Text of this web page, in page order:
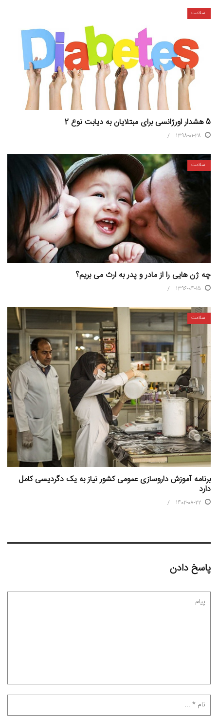
سلامت
5 هشدار اورژانسی برای مبتلایان به دیابت نوع 2
1398-01-28
سلامت
چه ژن هایی را از مادر و پدر به ارث می بریم؟
1396-04-15
سلامت
برنامه آموزش داروسازی عمومی کشور نیاز به یک دگردیسی کامل
دارد
1402-08-22
پاسخ دادن